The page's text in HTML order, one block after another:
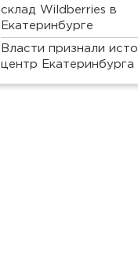
склад Wildberries в
Екатеринбурге
Власти признали
центр Екатеринбурга